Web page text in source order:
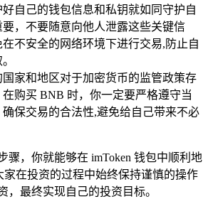
好自己的钱包信息和私钥就如同守护自
要，不要随意向他人泄露这些关键信
不安全的网络环境下进行交易,防止自
国家和地区对于加密货币的监管政策存
购买 BNB 时，你一定要严格遵守当
保交易的合法性,避免给自己带来不必
骤，你就能够在 imToken 钱包中顺利地
家在投资的过程中始终保持谨慎的操作
，最终实现自己的投资目标。